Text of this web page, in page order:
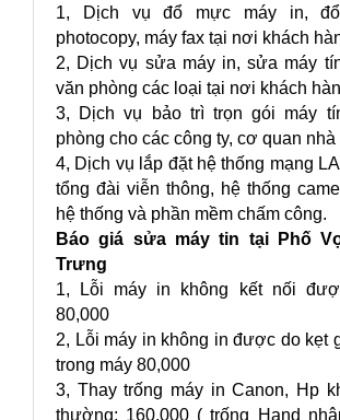
1, Dịch vụ đổ mực máy in,
photocopy, máy fax tại nơi khách
2, Dịch vụ sửa máy in, sửa máy
văn phòng các loại tại nơi khách
3, Dịch vụ bảo trì trọn gói máy
phòng cho các công ty, cơ quan
4, Dịch vụ lắp đặt hệ thống mạng
tổng đài viễn thông, hệ thống
hệ thống và phần mềm chấm công.
Báo giá sửa máy tin tại Phố
Trưng
1, Lỗi máy in không kết nối
80,000
2, Lỗi máy in không in được do kẹt
trong máy 80,000
3, Thay trống máy in Canon, Hp
thường: 160,000 ( trống Hand